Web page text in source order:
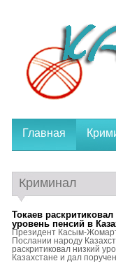
Главная
Криминал
Токаев раскритиковал
уровень пенсий в
Президент Касым-
Послании народу
раскритиковал низкий
Казахстане и дал